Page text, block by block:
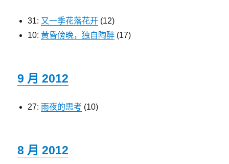
31: 又一季花落花开 (12)
10: 黄昏傍晚，独自陶醉 (17)
9 月 2012
27: 雨夜的思考 (10)
8 月 2012